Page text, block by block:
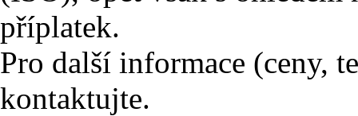
příplatek.
Pro další informace (ceny,
kontaktujte.